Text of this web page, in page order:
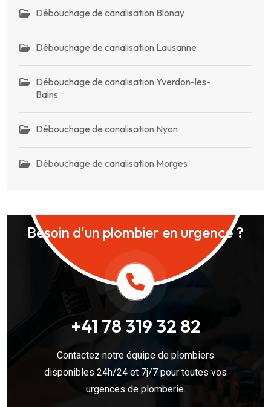
Débouchage de canalisation Blonay
Débouchage de canalisation Lausanne
Débouchage de canalisation Yverdon-les-
Bains
Débouchage de canalisation Nyon
Débouchage de canalisation Morges
Besoin d'un plombier en urgence ?
+41 78 319 32 82
Contactez notre équipe de plombiers
disponibles 24h/24 et 7j/7 pour toutes vos
urgences de plomberie.